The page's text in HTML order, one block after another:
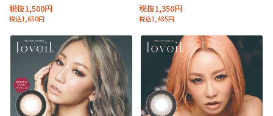
税抜1,500円
税込1,650円
税抜1,350円
税込1,485円